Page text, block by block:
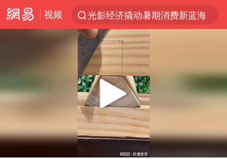
视频
光影经济撬动暑期消费新蓝海
陈思诚零点晒照为佟丽娅庆生
郑丽文：台湾从来没有“独立”过
央视新主播李秋莹孙亚鹏亮相
几元成本的AI广告导致千万市值蒸发
情侣平潭拍日出坠崖1死1伤
老挝国会主席赛宋蓬逝世
茅台部分直营店飞天茅台提价
Play
00:00